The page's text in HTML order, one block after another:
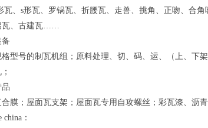
瓦、s形瓦、罗锅瓦、折腰瓦、走兽、挑角、正吻、合
瓦、古建瓦……
型号的制瓦机组；原料处理、切、码、运、（上、下
品
膜；屋面瓦支架；屋面瓦专用自攻螺丝；彩瓦漆、沥
：